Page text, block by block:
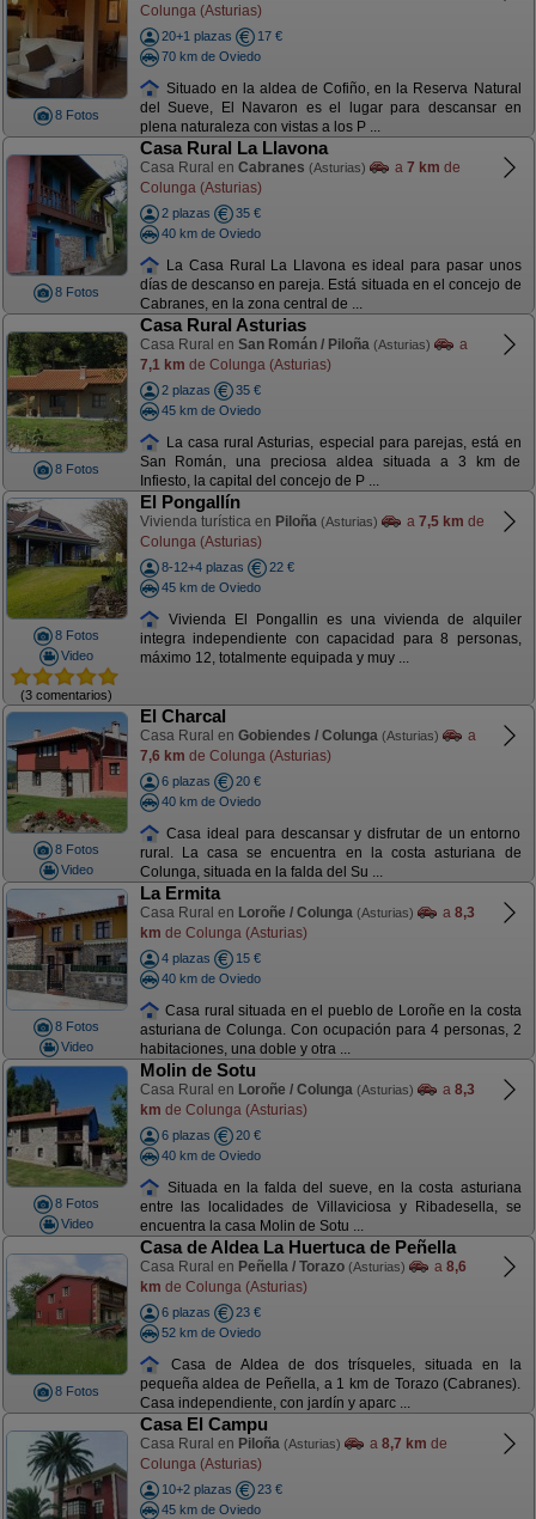
8 Fotos
Colunga (Asturias)
20+1 plazas
17 €
70 km de Oviedo
Situado en la aldea de Cofiño, en la Reserva Natural
del Sueve, El Navaron es el lugar para descansar en
plena naturaleza con vistas a los P ...
8 Fotos
Casa Rural La Llavona
Casa Rural en Cabranes (Asturias) a 7 km de
Colunga (Asturias)
2 plazas
35 €
40 km de Oviedo
La Casa Rural La Llavona es ideal para pasar unos
días de descanso en pareja. Está situada en el concejo de
Cabranes, en la zona central de ...
8 Fotos
Casa Rural Asturias
Casa Rural en San Román / Piloña (Asturias)
a
7,1 km de Colunga (Asturias)
2 plazas
35 €
45 km de Oviedo
La casa rural Asturias, especial para parejas, está en
San Román, una preciosa aldea situada a 3 km de
Infiesto, la capital del concejo de P ...
8 Fotos
Video
(3 comentarios)
El Pongallín
Vivienda turística en Piloña (Asturias) a 7,5 km de
Colunga (Asturias)
8-12+4 plazas
22 €
45 km de Oviedo
Vivienda El Pongallin es una vivienda de alquiler
integra independiente con capacidad para 8 personas,
máximo 12, totalmente equipada y muy ...
8 Fotos
Video
El Charcal
Casa Rural en Gobiendes / Colunga (Asturias)
a
7,6 km de Colunga (Asturias)
6 plazas
20 €
40 km de Oviedo
Casa ideal para descansar y disfrutar de un entorno
rural. La casa se encuentra en la costa asturiana de
Colunga, situada en la falda del Su ...
8 Fotos
Video
La Ermita
Casa Rural en Loroñe / Colunga (Asturias) a 8,3
km de Colunga (Asturias)
4 plazas
15 €
40 km de Oviedo
Casa rural situada en el pueblo de Loroñe en la costa
asturiana de Colunga. Con ocupación para 4 personas, 2
habitaciones, una doble y otra ...
8 Fotos
Video
Molin de Sotu
Casa Rural en Loroñe / Colunga (Asturias) a 8,3
km de Colunga (Asturias)
6 plazas
20 €
40 km de Oviedo
Situada en la falda del sueve, en la costa asturiana
entre las localidades de Villaviciosa y Ribadesella, se
encuentra la casa Molin de Sotu ...
8 Fotos
Casa de Aldea La Huertuca de Peñella
Casa Rural en Peñella / Torazo (Asturias) a 8,6
km de Colunga (Asturias)
6 plazas
23 €
52 km de Oviedo
Casa de Aldea de dos trísqueles, situada en la
pequeña aldea de Peñella, a 1 km de Torazo (Cabranes).
Casa independiente, con jardín y aparc ...
Casa El Campu
Casa Rural en Piloña (Asturias) a 8,7 km de
Colunga (Asturias)
10+2 plazas
23 €
45 km de Oviedo